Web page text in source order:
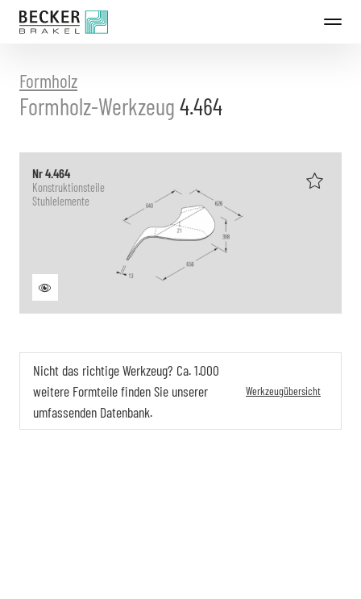
Direkt
Formholz
Formholz-Werkzeug 4.464
Nr 4.464
Konstruktionsteile
Stuhlelemente
Nicht das richtige Werkzeug? Ca. 1.000
weitere Formteile finden Sie unserer
umfassenden Datenbank.
Werkzeugübersicht